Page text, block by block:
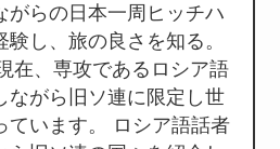
がらの日本一周ヒッチハ
験し、旅の良さを知る。
在、専攻であるロシア語
ながら旧ソ連に限定し世
ています。 ロシア語話者